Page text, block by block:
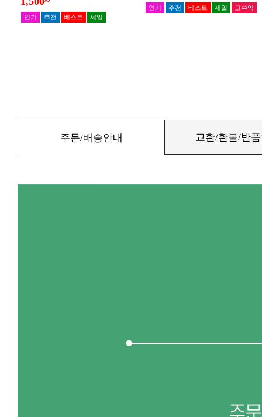
주문/배송안내 교환/환불/반